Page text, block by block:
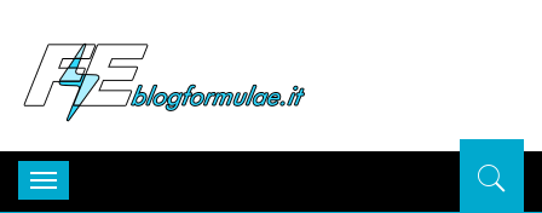
Toggle
navigation